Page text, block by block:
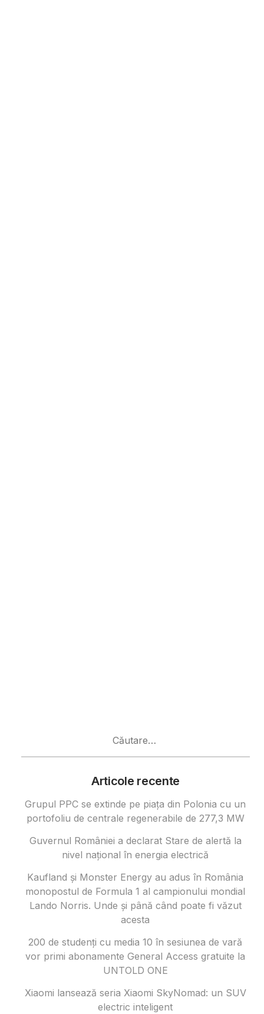
Articole recente
Grupul PPC se extinde pe piața din Polonia cu un
portofoliu de centrale regenerabile de 277,3 MW
Guvernul României a declarat Stare de alertă la
nivel național în energia electrică
Kaufland și Monster Energy au adus în România
monopostul de Formula 1 al campionului mondial
Lando Norris. Unde și până când poate fi văzut
acesta
200 de studenți cu media 10 în sesiunea de vară
vor primi abonamente General Access gratuite la
UNTOLD ONE
Xiaomi lansează seria Xiaomi SkyNomad: un SUV
electric inteligent